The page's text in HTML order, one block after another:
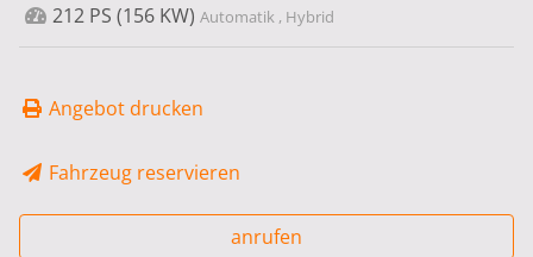
212 PS (156 KW) Automatik , Hybrid
Angebot drucken
Fahrzeug reservieren
anrufen